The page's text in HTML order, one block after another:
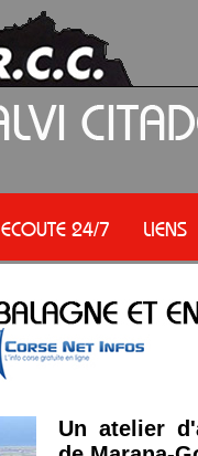
ECOUTE 24/7 LIENS
Un atelier